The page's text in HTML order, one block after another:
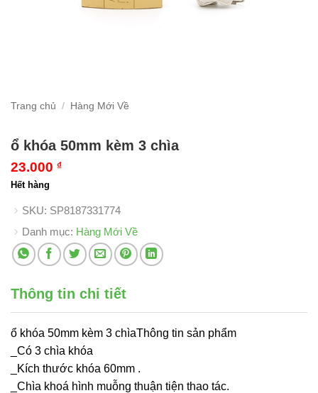
Trang chủ / Hàng Mới Về
ổ khóa 50mm kèm 3 chìa
23.000 ₫
Hết hàng
SKU: SP8187331774
Danh mục: Hàng Mới Về
Thông tin chi tiết
ổ khóa 50mm kèm 3 chìaThông tin sản phẩm
_Có 3 chìa khóa
_Kích thước khóa 60mm .
_Chìa khoá hình muỗng thuận tiện thao tác.